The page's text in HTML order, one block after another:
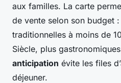
aux familles. La carte
de vente selon son budget
traditionnelles à moins de
Siècle, plus
anticipation évite les files
déjeuner.